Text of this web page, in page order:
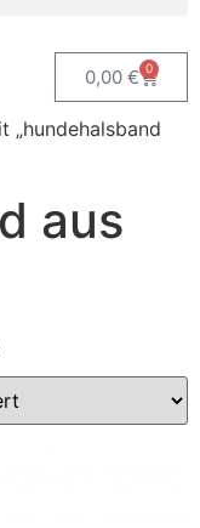
0,00 € 0
aus